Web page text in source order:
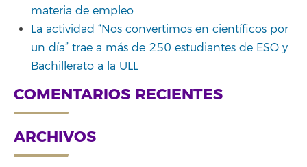
materia de empleo
La actividad “Nos convertimos en científicos por
un día” trae a más de 250 estudiantes de ESO y
Bachillerato a la ULL
COMENTARIOS RECIENTES
ARCHIVOS